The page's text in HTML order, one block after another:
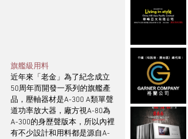
旗艦級用料
近年來「老金」為了紀念成立
50周年而開發一系列的旗艦產
品，壓軸器材是A-300 A類單聲
道功率放大器，廠方視A-80為
A-300的身歷聲版本，所以內裡
有不少設計和用料都是源自A-